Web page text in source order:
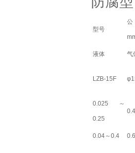
型号
液体 气
LZB-15F
0.025～
0.25
0.04～0.4